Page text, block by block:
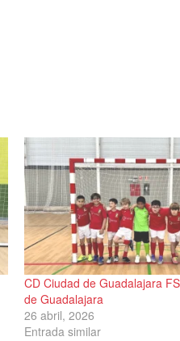
CD Ciudad de Guadalajara
de Guadalajara
26 abril, 2026
Entrada similar